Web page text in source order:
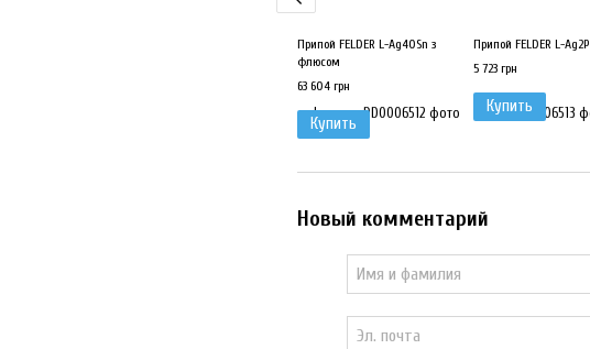
Припой FELDER L-Ag40Sn з
флюсом
63 604 грн
Купить
Припой FELDER L-Ag2P
5 723 грн
Купить
Новый комментарий